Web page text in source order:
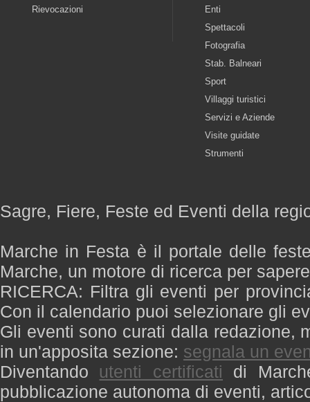
Rievocazioni
Enti
Spettacoli
Fotografia
Stab. Balneari
Sport
Villaggi turistici
Servizi e Aziende
Visite guidate
Strumenti
Sagre, Fiere, Feste ed Eventi della
Marche in Festa è il portale delle
Marche, un motore di ricerca per
RICERCA: Filtra gli eventi per
Con il calendario puoi selezionare gli
Gli eventi sono curati dalla redazione,
in un'apposita sezione: segnala un
Diventando utenti certificati di
pubblicazione autonoma di eventi,